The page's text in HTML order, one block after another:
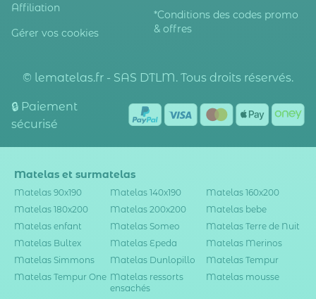
Affiliation
Gérer vos cookies
*Conditions des codes promo
& offres
© lematelas.fr - SAS DTLM. Tous droits réservés.
🔒 Paiement
sécurisé
Matelas et surmatelas
Matelas 90x190 Matelas 140x190
Matelas 160x200
Matelas 180x200
Matelas 200x200
Matelas bebe
Matelas enfant
Matelas Someo
Matelas Terre de Nuit
Matelas Bultex
Matelas Epeda
Matelas Merinos
Matelas Simmons
Matelas Dunlopillo
Matelas Tempur
Matelas Tempur One Matelas ressorts
ensachés
Matelas mousse